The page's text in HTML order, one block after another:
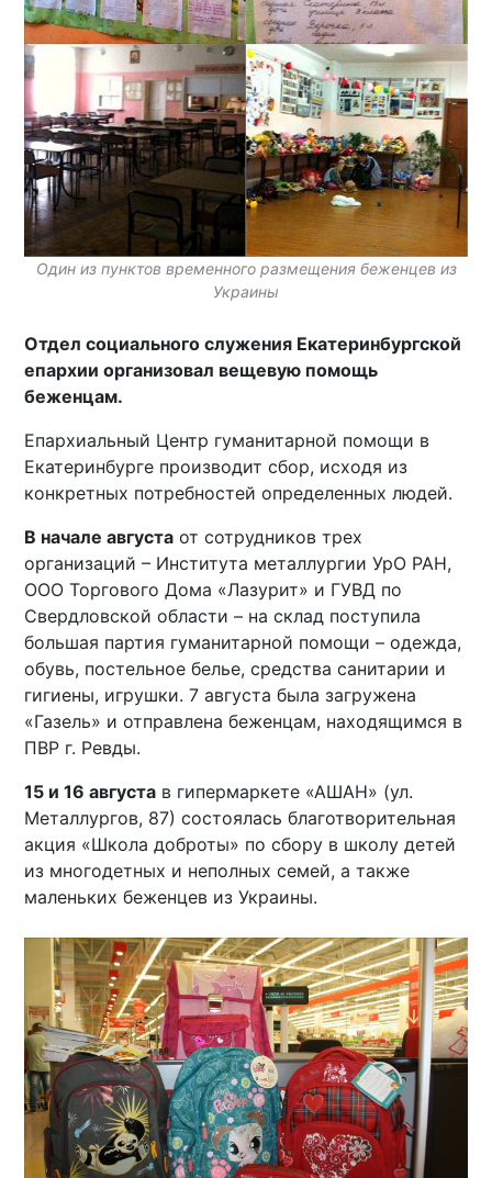
Один из пунктов временного размещения беженцев из
Украины
Отдел социального служения Екатеринбургской
епархии организовал вещевую помощь
беженцам.
Епархиальный Центр гуманитарной помощи в
Екатеринбурге производит сбор, исходя из
конкретных потребностей определенных людей.
В начале августа от сотрудников трех
организаций – Института металлургии УрО РАН,
ООО Торгового Дома «Лазурит» и ГУВД по
Свердловской области – на склад поступила
большая партия гуманитарной помощи – одежда,
обувь, постельное белье, средства санитарии и
гигиены, игрушки. 7 августа была загружена
«Газель» и отправлена беженцам, находящимся в
ПВР г. Ревды.
15 и 16 августа в гипермаркете «АШАН» (ул.
Металлургов, 87) состоялась благотворительная
акция «Школа доброты» по сбору в школу детей
из многодетных и неполных семей, а также
маленьких беженцев из Украины.